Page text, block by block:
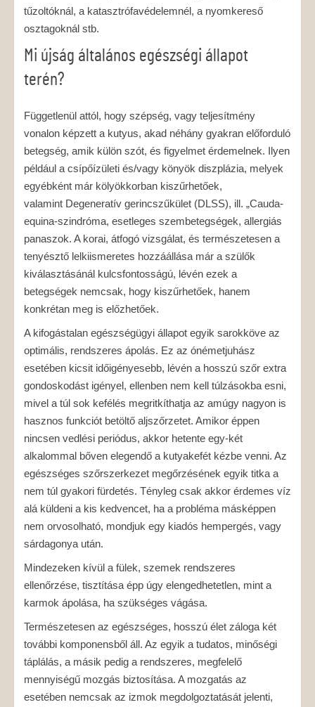
tűzoltóknál, a katasztrófavédelemnél, a nyomkereső
osztagoknál stb.
Mi újság általános egészségi állapot
terén?
Függetlenül attól, hogy szépség, vagy teljesítmény
vonalon képzett a kutyus, akad néhány gyakran előforduló
betegség, amik külön szót, és figyelmet érdemelnek. Ilyen
például a csípőízületi és/vagy könyök diszplázia, melyek
egyébként már kölyökkorban kiszűrhetőek,
valamint Degeneratív gerincszűkület (DLSS), ill. „Cauda-
equina-szindróma, esetleges szembetegségek, allergiás
panaszok. A korai, átfogó vizsgálat, és természetesen a
tenyésztő lelkiismeretes hozzáállása már a szülők
kiválasztásánál kulcsfontosságú, lévén ezek a
betegségek nemcsak, hogy kiszűrhetőek, hanem
konkrétan meg is előzhetőek.
A kifogástalan egészségügyi állapot egyik sarokköve az
optimális, rendszeres ápolás. Ez az ónémetjuhász
esetében kicsit időigényesebb, lévén a hosszú szőr extra
gondoskodást igényel, ellenben nem kell túlzásokba esni,
mivel a túl sok kefélés megritkíthatja az amúgy nagyon is
hasznos funkciót betöltő aljszőrzetet. Amikor éppen
nincsen vedlési periódus, akkor hetente egy-két
alkalommal bőven elegendő a kutyakefét kézbe venni. Az
egészséges szőrszerkezet megőrzésének egyik titka a
nem túl gyakori fürdetés. Tényleg csak akkor érdemes víz
alá küldeni a kis kedvencet, ha a probléma másképpen
nem orvosolható, mondjuk egy kiadós hempergés, vagy
sárdagonya után.
Mindezeken kívül a fülek, szemek rendszeres
ellenőrzése, tisztítása épp úgy elengedhetetlen, mint a
karmok ápolása, ha szükséges vágása.
Természetesen az egészséges, hosszú élet záloga két
további komponensből áll. Az egyik a tudatos, minőségi
táplálás, a másik pedig a rendszeres, megfelelő
mennyiségű mozgás biztosítása. A mozgatás az
esetében nemcsak az izmok megdolgoztatását jelenti,